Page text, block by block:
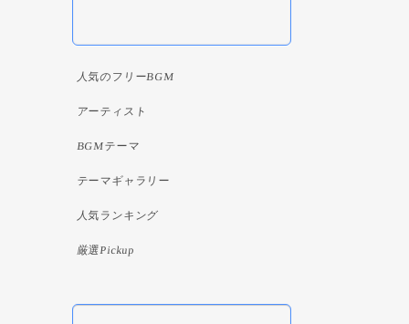
人気のフリーBGM
アーティスト
BGMテーマ
テーマギャラリー
人気ランキング
厳選Pickup